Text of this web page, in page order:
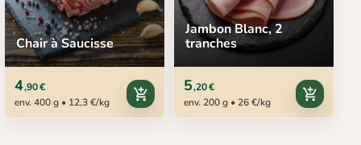
Chair à Saucisse
4,90 €
env. 400 g • 12,3 €/kg
add_shopping_cart
Jambon Blanc, 2
tranches
5,20 €
env. 200 g • 26 €/kg
add_shopping_cart